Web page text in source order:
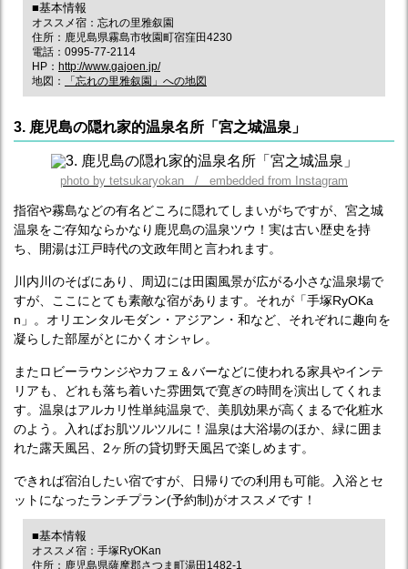
■基本情報
オススメ宿：忘れの里雅叙園
住所：鹿児島県霧島市牧園町宿窪田4230
電話：0995-77-2114
HP： http://www.gajoen.jp/
地図：
「忘れの里雅叙園」への地図
3. 鹿児島の隠れ家的温泉名所「宮之城温泉」
photo by tetsukaryokan / embedded from Instagram
指宿や霧島などの有名どころに隠れてしまいがちですが、宮之城
温泉をご存知ならかなり鹿児島の温泉ツウ！実は古い歴史を持
ち、開湯は江戸時代の文政年間と言われます。
川内川のそばにあり、周辺には田園風景が広がる小さな温泉場で
すが、ここにとても素敵な宿があります。それが「手塚RyOKa
n」。オリエンタルモダン・アジアン・和など、それぞれに趣向を
凝らした部屋がとにかくオシャレ。
またロビーラウンジやカフェ＆バーなどに使われる家具やインテ
リアも、どれも落ち着いた雰囲気で寛ぎの時間を演出してくれま
す。温泉はアルカリ性単純温泉で、美肌効果が高くまるで化粧水
のよう。入ればお肌ツルツルに！温泉は大浴場のほか、緑に囲ま
れた露天風呂、2ヶ所の貸切野天風呂で楽しめます。
できれば宿泊したい宿ですが、日帰りでの利用も可能。入浴とセ
ットになったランチプラン(予約制)がオススメです！
■基本情報
オススメ宿：手塚RyOKan
住所：鹿児島県薩摩郡さつま町湯田1482-1